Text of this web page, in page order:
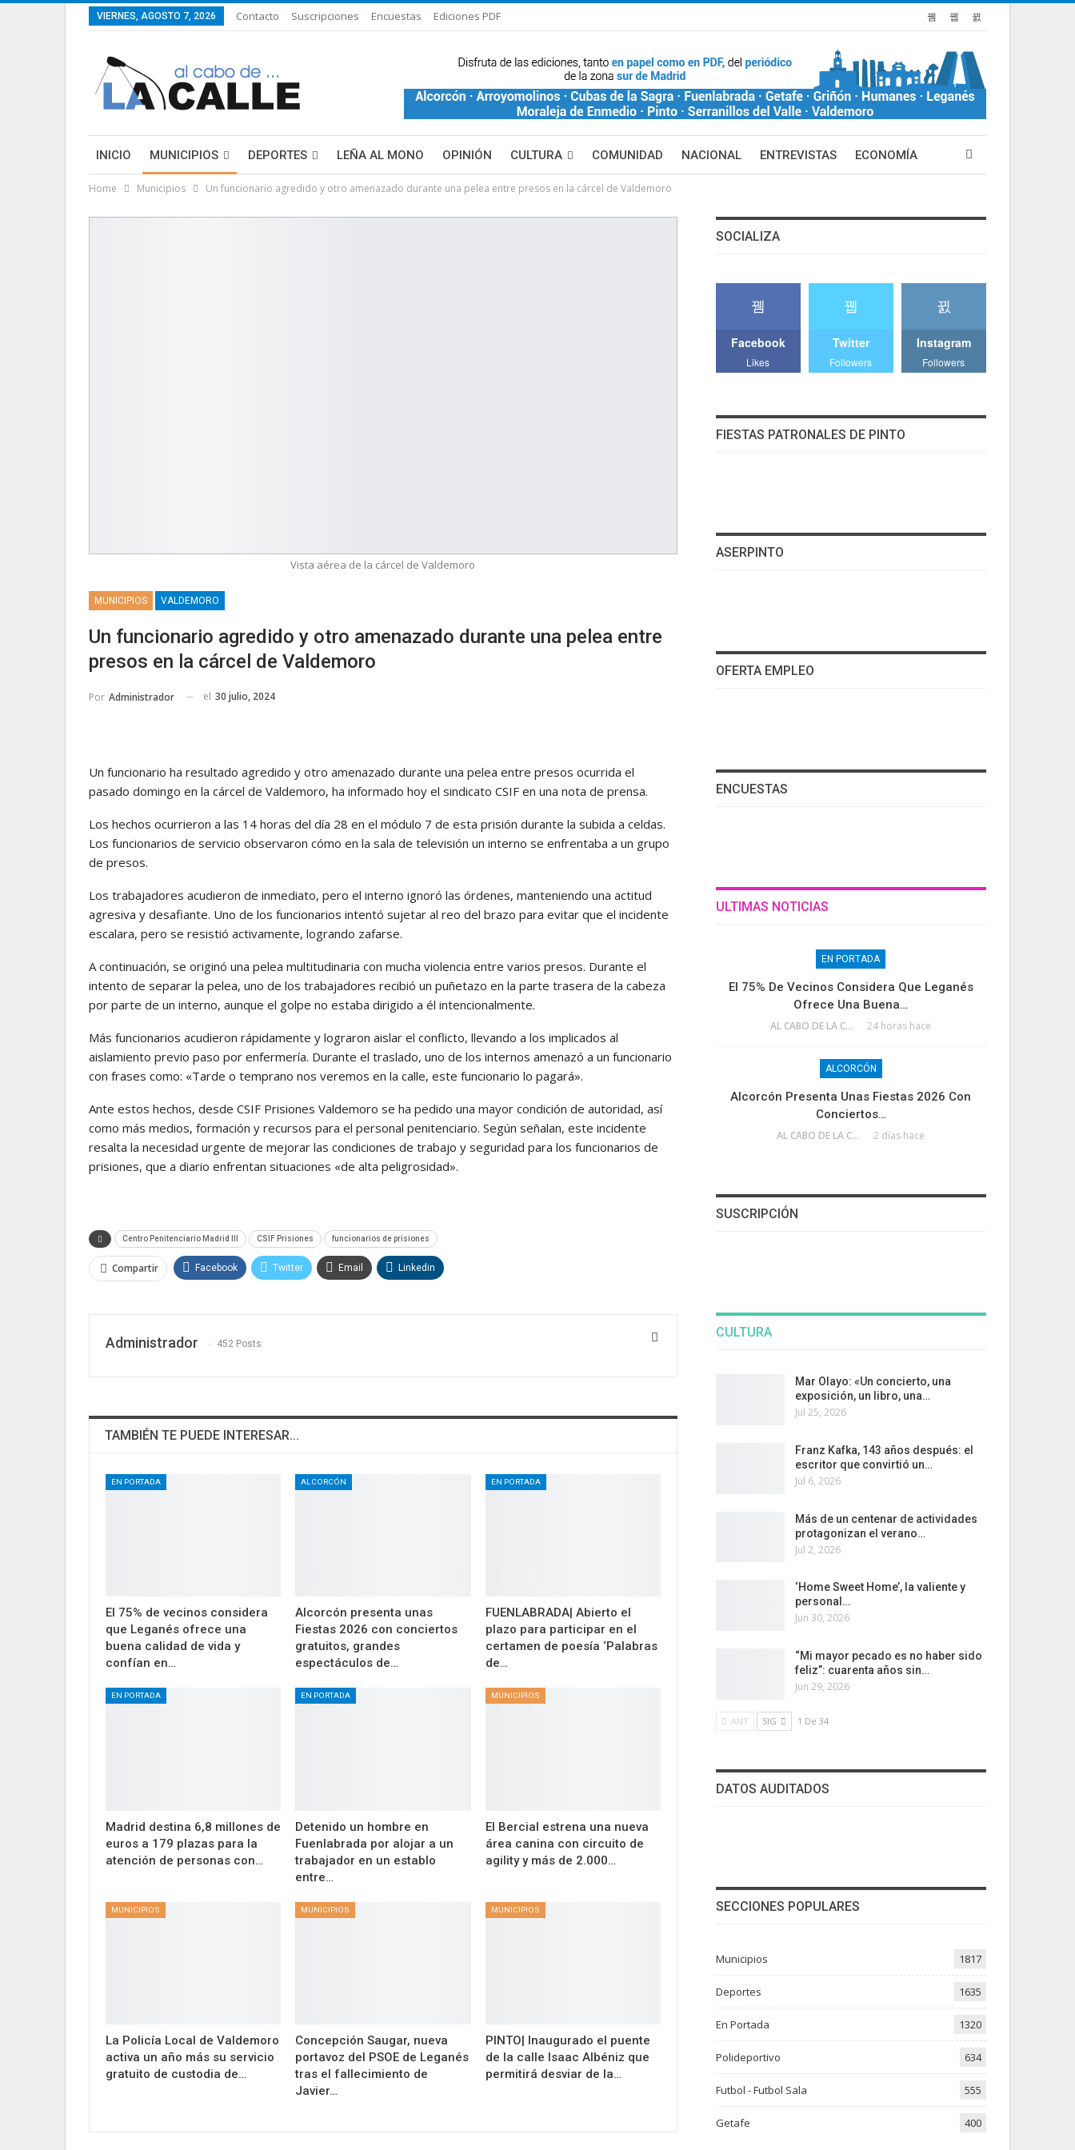
VIERNES, AGOSTO 7, 2026 Contacto Suscripciones Encuestas Ediciones PDF
INICIO MUNICIPIOS DEPORTES LEÑA AL MONO OPINIÓN CULTURA COMUNIDAD NACIONAL ENTREVISTAS ECONOMÍA
LIFESTYLE PURA FICCIÓN: LAS HISTORIAS DE BLANCA MAS NOTICIAS
Home Municipios Un funcionario agredido y otro amenazado durante una pelea entre presos en la cárcel de Valdemoro
Vista aérea de la cárcel de Valdemoro
MUNICIPIOS VALDEMORO
Un funcionario agredido y otro amenazado durante una pelea entre
presos en la cárcel de Valdemoro
Por Administrador el 30 julio, 2024
Un funcionario ha resultado agredido y otro amenazado durante una pelea entre presos ocurrida el
pasado domingo en la cárcel de Valdemoro, ha informado hoy el sindicato CSIF en una nota de prensa.
Los hechos ocurrieron a las 14 horas del día 28 en el módulo 7 de esta prisión durante la subida a celdas.
Los funcionarios de servicio observaron cómo en la sala de televisión un interno se enfrentaba a un grupo
de presos.
Los trabajadores acudieron de inmediato, pero el interno ignoró las órdenes, manteniendo una actitud
agresiva y desafiante. Uno de los funcionarios intentó sujetar al reo del brazo para evitar que el incidente
escalara, pero se resistió activamente, logrando zafarse.
A continuación, se originó una pelea multitudinaria con mucha violencia entre varios presos. Durante el
intento de separar la pelea, uno de los trabajadores recibió un puñetazo en la parte trasera de la cabeza
por parte de un interno, aunque el golpe no estaba dirigido a él intencionalmente.
Más funcionarios acudieron rápidamente y lograron aislar el conflicto, llevando a los implicados al
aislamiento previo paso por enfermería. Durante el traslado, uno de los internos amenazó a un funcionario
con frases como: «Tarde o temprano nos veremos en la calle, este funcionario lo pagará».
Ante estos hechos, desde CSIF Prisiones Valdemoro se ha pedido una mayor condición de autoridad, así
como más medios, formación y recursos para el personal penitenciario. Según señalan, este incidente
resalta la necesidad urgente de mejorar las condiciones de trabajo y seguridad para los funcionarios de
prisiones, que a diario enfrentan situaciones «de alta peligrosidad».
Centro Penitenciario Madrid III CSIF Prisiones funcionarios de prisiones
Compartir Facebook Twitter Email Linkedin
Administrador 452 Posts
TAMBIÉN TE PUEDE INTERESAR...
EN PORTADA
El 75% de vecinos considera
que Leganés ofrece una
buena calidad de vida y
confían en…
ALCORCÓN
Alcorcón presenta unas
Fiestas 2026 con conciertos
gratuitos, grandes
espectáculos de…
EN PORTADA
FUENLABRADA| Abierto el
plazo para participar en el
certamen de poesía ‘Palabras
de…
EN PORTADA
Madrid destina 6,8 millones de
euros a 179 plazas para la
atención de personas con…
EN PORTADA
Detenido un hombre en
Fuenlabrada por alojar a un
trabajador en un establo
entre…
MUNICIPIOS
El Bercial estrena una nueva
área canina con circuito de
agility y más de 2.000…
MUNICIPIOS
La Policía Local de Valdemoro
activa un año más su servicio
gratuito de custodia de…
MUNICIPIOS
Concepción Saugar, nueva
portavoz del PSOE de Leganés
tras el fallecimiento de
Javier…
MUNICIPIOS
PINTO| Inaugurado el puente
de la calle Isaac Albéniz que
permitirá desviar de la…
SOCIALIZA
Facebook
Likes
Twitter
Followers
Instagram
Followers
FIESTAS PATRONALES DE PINTO
ASERPINTO
OFERTA EMPLEO
ENCUESTAS
ULTIMAS NOTICIAS
EN PORTADA
El 75% De Vecinos Considera Que Leganés
Ofrece Una Buena…
AL CABO DE LA CALLE 24 horas hace
ALCORCÓN
Alcorcón Presenta Unas Fiestas 2026 Con
Conciertos…
AL CABO DE LA CALLE 2 días hace
SUSCRIPCIÓN
CULTURA
Mar Olayo: «Un concierto, una
exposición, un libro, una…
Jul 25, 2026
Franz Kafka, 143 años después: el
escritor que convirtió un…
Jul 6, 2026
Más de un centenar de actividades
protagonizan el verano…
Jul 2, 2026
‘Home Sweet Home’, la valiente y
personal…
Jun 30, 2026
“Mi mayor pecado es no haber sido
feliz”: cuarenta años sin…
Jun 29, 2026
ANT SIG 1 De 34
DATOS AUDITADOS
SECCIONES POPULARES
Municipios 1817
Deportes 1635
En Portada 1320
Polideportivo 634
Futbol - Futbol Sala 555
Getafe 400